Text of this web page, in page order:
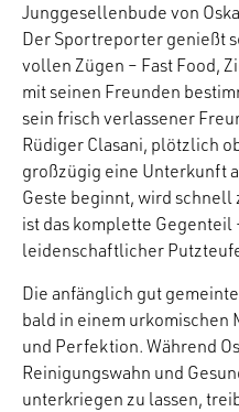
Junggesellenbude von
Der Sportreporter genießt
vollen Zügen – Fast Food,
mit seinen Freunden
sein frisch verlassener
Rüdiger Clasani, plötzlich
großzügig eine Unterkunft
Geste beginnt, wird
ist das komplette
leidenschaftlicher
Die anfänglich gut
bald in einem urkomischen
und Perfektion. Während
Reinigungswahn und
unterkriegen zu lassen,